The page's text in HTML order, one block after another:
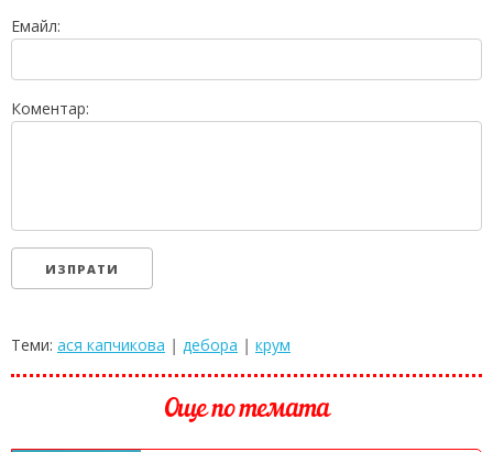
Емайл:
Коментар:
Теми: ася капчикова | дебора | крум
Още по темата